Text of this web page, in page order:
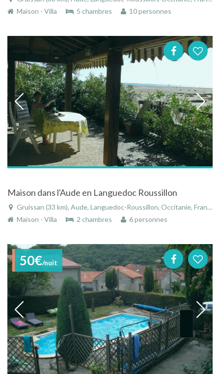
Maison - Villa
5 chambres 10 personnes
Maison dans l'Aude en Languedoc Roussillon
Gruissan (33 km), Aude, Languedoc-Roussillon, Occitanie, France
Maison - Villa
2 chambres 6 personnes
50€/nuit